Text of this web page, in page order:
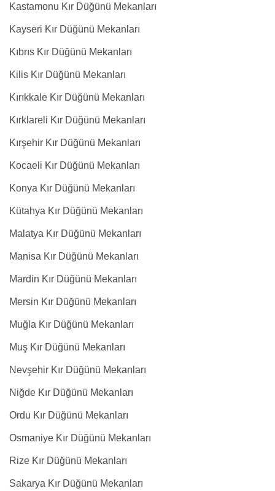
Kastamonu Kır Düğünü Mekanları
Kayseri Kır Düğünü Mekanları
Kıbrıs Kır Düğünü Mekanları
Kilis Kır Düğünü Mekanları
Kırıkkale Kır Düğünü Mekanları
Kırklareli Kır Düğünü Mekanları
Kırşehir Kır Düğünü Mekanları
Kocaeli Kır Düğünü Mekanları
Konya Kır Düğünü Mekanları
Kütahya Kır Düğünü Mekanları
Malatya Kır Düğünü Mekanları
Manisa Kır Düğünü Mekanları
Mardin Kır Düğünü Mekanları
Mersin Kır Düğünü Mekanları
Muğla Kır Düğünü Mekanları
Muş Kır Düğünü Mekanları
Nevşehir Kır Düğünü Mekanları
Niğde Kır Düğünü Mekanları
Ordu Kır Düğünü Mekanları
Osmaniye Kır Düğünü Mekanları
Rize Kır Düğünü Mekanları
Sakarya Kır Düğünü Mekanları